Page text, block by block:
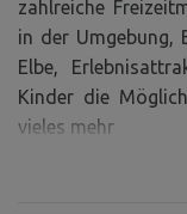
zahlreiche
in der Umgebung,
Elbe,
Kinder die
vieles mehr